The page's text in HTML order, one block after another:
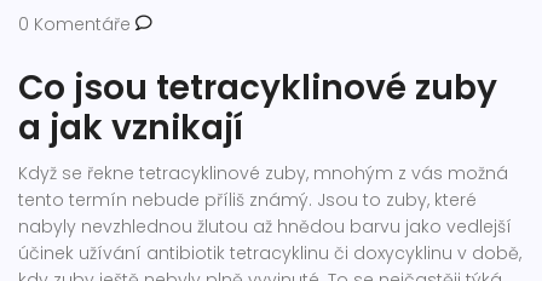
0 Komentáře
Co jsou tetracyklinové zuby
a jak vznikají
Když se řekne tetracyklinové zuby, mnohým z vás možná
tento termín nebude příliš známý. Jsou to zuby, které
nabyly nevzhlednou žlutou až hnědou barvu jako vedlejší
účinek užívání antibiotik tetracyklinu či doxycyklinu v době,